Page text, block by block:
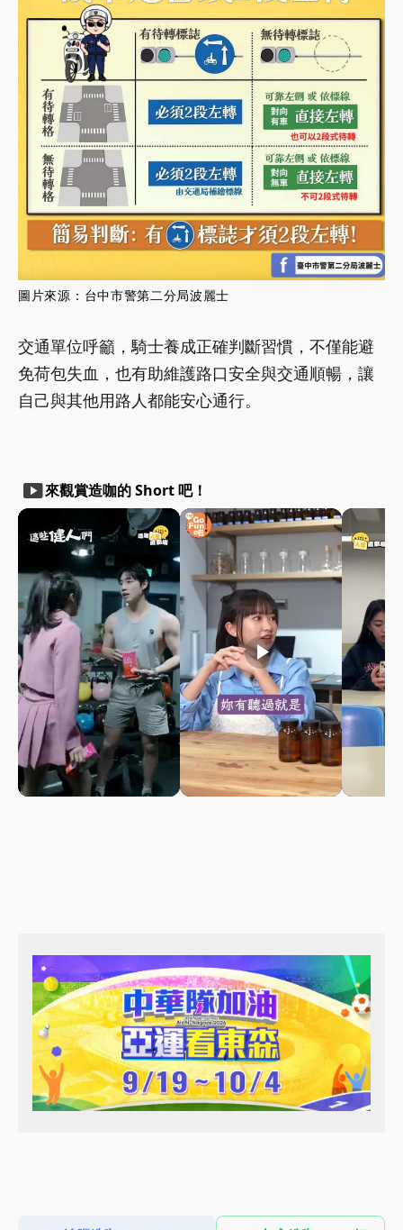
圖片來源： 台中市警第二分局波麗士
交通單位呼籲，騎士養成正確判斷習慣，不僅能避
免荷包失血，也有助維護路口安全與交通順暢，讓
自己與其他用路人都能安心通行。
smart_display來觀賞造咖的 Short 吧！
play_arrow play_arrow